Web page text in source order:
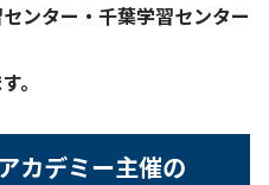
ンター・千葉学習センター
。
カデミー主催の